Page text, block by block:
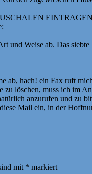
und Weise ab. Das
hach! ein Fax ruft
löschen, muss ich im
anzurufen und zu
Mail ein, in der
mit * markiert